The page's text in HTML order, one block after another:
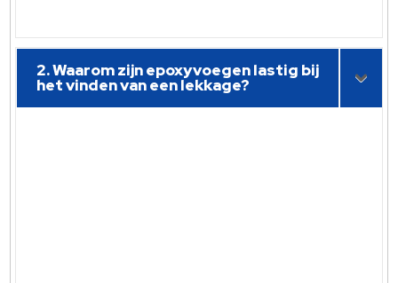
2. Waarom zijn epoxyvoegen lastig bij
het vinden van een lekkage?